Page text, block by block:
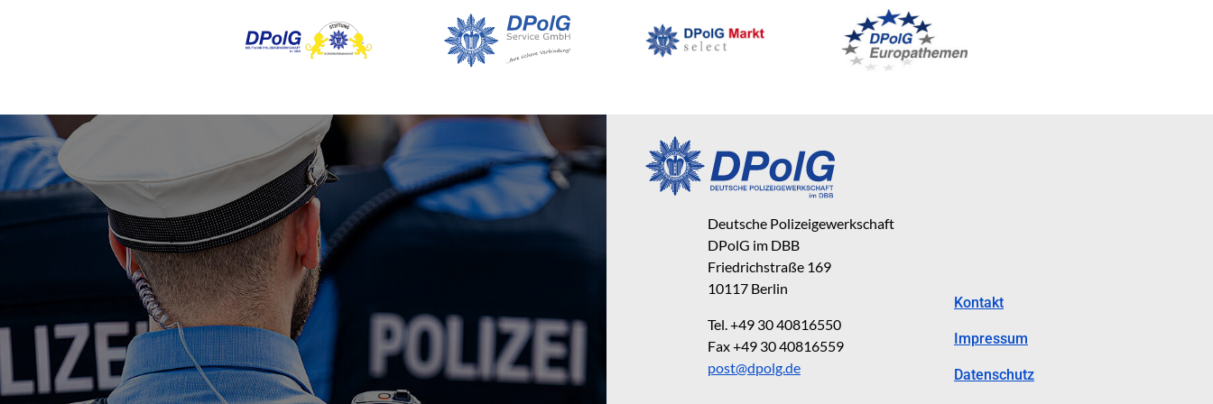
Deutsche Polizeigewerkschaft
DPolG im DBB
Friedrichstraße 169
10117 Berlin
Tel. +49 30 40816550
Fax +49 30 40816559
post@dpolg.de
Kontakt
Impressum
Datenschutz